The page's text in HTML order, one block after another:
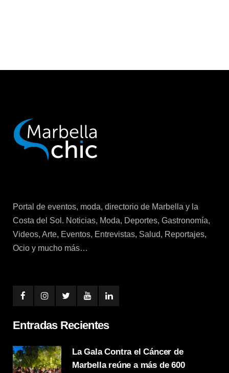
Portal de eventos, moda, directorio de Marbella y la
Costa del Sol. Noticias, Moda, Deportes, Gastronomía,
Videos, Arte, Eventos, Entrevistas, Salud, Reportajes,
Ocio y mucho más…
Entradas Recientes
La Gala Contra el Cáncer de
Marbella reúne a más de 600